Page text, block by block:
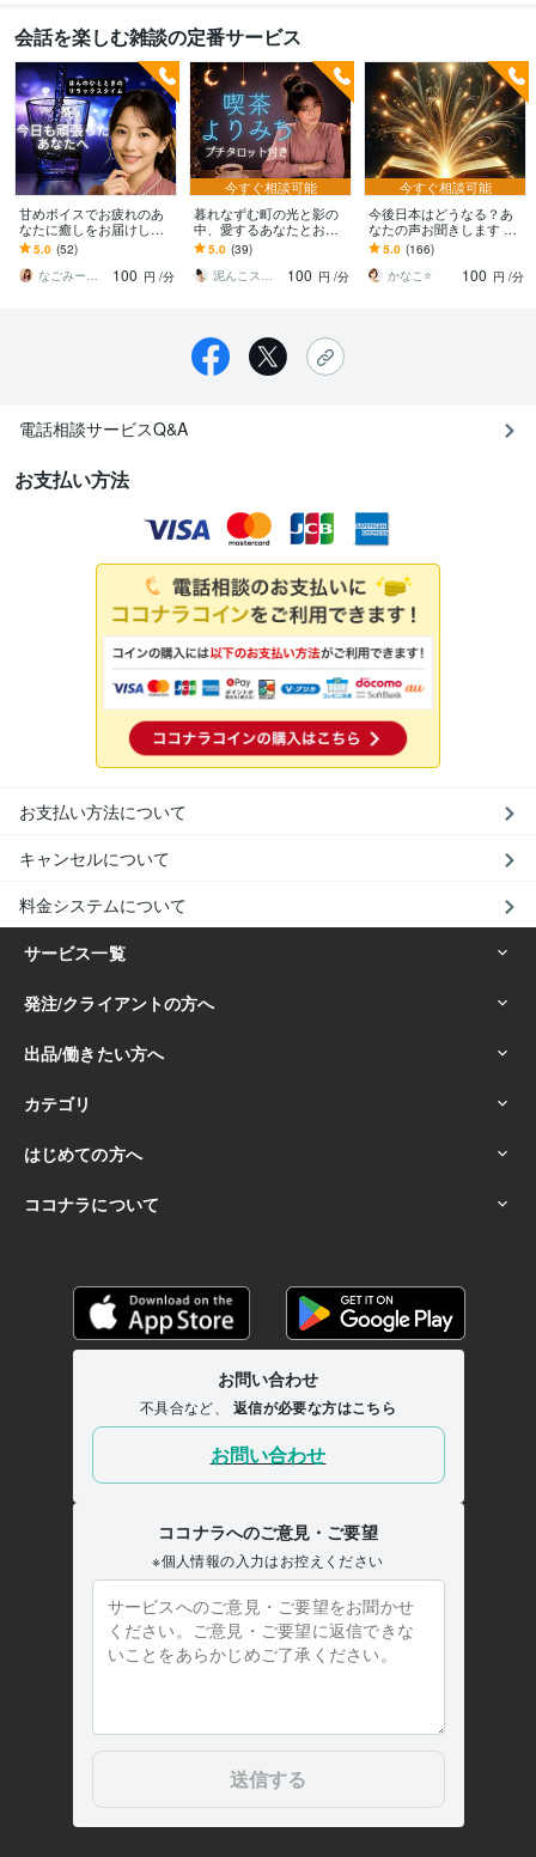
会話を楽しむ雑談の定番サービス
甘めボイスでお疲れのあ
なたに癒しをお届けしま
す 今夜、ふわっと甘い声
で癒されてみませんか？
5.0 (52)
なごみーな♡癒し系心のサポーター
100 円 /分
今すぐ相談可能
暮れなずむ町の光と影の
中、愛するあなたとお話
します オンリーワンのあ
なたの雑談・愚痴・悩み
を聞かせて！お気軽に♡
5.0 (39)
泥んこスピリチュアル♡麻弥（まや）
100 円 /分
今すぐ相談可能
今後日本はどうなる？あ
なたの声お聞きします 戦
争/国際情勢/政治/食料問
題/移民問題/医療/歴史/陰
謀論
5.0 (166)
かなこ⭐️
100 円 /分
電話相談サービスQ&A
お支払い方法
お支払い方法について
キャンセルについて
料金システムについて